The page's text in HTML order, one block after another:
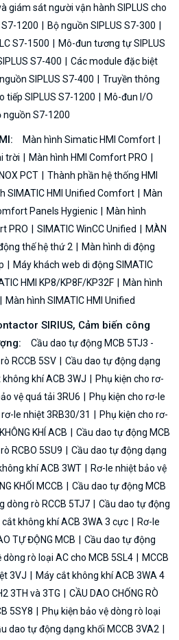
giám sát người vận hành SIPLUS cho
1200
Bộ nguồn SIPLUS S7-300
S7-1500
Mô-đun tương tự SIPLUS
S7-400
Các module đặc biệt
SIPLUS S7-400
Truyền thông
tiếp SIPLUS S7-1200
Mô-đun I/O
nguồn S7-1200
Màn hình Simatic HMI Comfort
trời
Màn hình HMI Comfort PRO
PCT
Thành phần hệ thống HMI
SIMATIC HMI Unified Comfort
Màn
Panels Hygienic
Màn hình
PRO
SIMATIC WinCC Unified
MÀN
thế hệ thứ 2
Màn hình di động
Máy khách web di động SIMATIC
HMI KP8/KP8F/KP32F
Màn hình
Màn hình SIMATIC HMI Unified
SIRIUS, Cảm biến công
Cầu dao tự động MCB 5TJ3 -
RCCB 5SV
Cầu dao tự động dạng
không khí ACB 3WJ
Phụ kiện cho rơ-
vệ quá tải 3RU6
Phụ kiện cho rơ-le
rơ-le nhiệt 3RB30/31
Phụ kiện cho rơ-
KHÍ ACB
Cầu dao tự động MCB
RCBO 5SU9
Cầu dao tự động dạng
khí ACB 3WT
Rơ-le nhiệt bảo vệ
KHỐI MCCB
Cầu dao tự động MCB
dòng rò RCCB 5TJ7
Cầu dao tự động
cắt không khí ACB 3WA 3 cực
Rơ-le
TỰ ĐỘNG MCB
Cầu dao tự động
dòng rò loại AC cho MCB 5SL4
MCCB
3VJ
Máy cắt không khí ACB 3WA 4
3TH và 3TG
CẦU DAO CHỐNG RÒ
5SY8
Phụ kiện bảo vệ dòng rò loại
dao tự động dạng khối MCCB 3VA2